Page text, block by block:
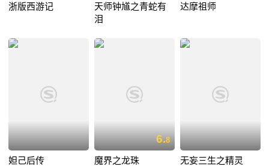
浙版西游记
天师钟馗之青蛇有
泪
达摩祖师
妲己后传
6.8
魔界之龙珠 无妄三生之精灵